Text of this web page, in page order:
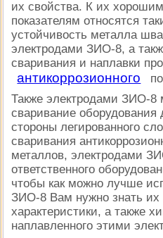
их свойства. К их
показателям относятся
устойчивость металла
электродами ЗИО-8, а
сваривания и наплавки
антикоррозионного
Также электродами ЗИО-8
сваривание оборудования
стороны легированного
сваривания
металлов, электродами
ответственного
чтобы как можно лучше
ЗИО-8 Вам нужно знать их
характеристики, а также
наплавленного этими